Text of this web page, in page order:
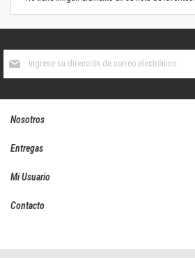
boletín
Nosotros
Entregas
Mi Usuario
Contacto